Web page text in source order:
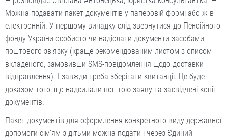
Можна подавати пакет документів у паперовій формі або ж в
електронній. У першому випадку слід звернутися до Пенсійного
фонду України особисто чи надіслати документи засобами
поштового зв’язку (краще рекомендованим листом з описом
вкладеного, замовивши SMS-повідомлення щодо доставки
відправлення). І завжди треба зберігати квитанції. Це буде
доказом того, що надсилали поштою заяву та засвідчені копії
документів.
Пакет документів для оформлення конкретного виду державної
допомоги сім’ям з дітьми можна подати і через Єдиний